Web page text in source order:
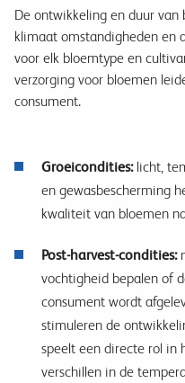
De ontwikkeling en duur
klimaat omstandigheden en
voor elk bloemtype en
verzorging voor bloemen
consument.
Groeicondities: licht,
en gewasbescherming
kwaliteit van bloemen
Post-harvest-condities:
vochtigheid bepalen of
consument wordt
stimuleren de
speelt een directe rol in
verschillen in de